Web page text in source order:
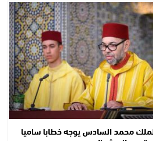
محمد السادس يوجه خطابا ساميا